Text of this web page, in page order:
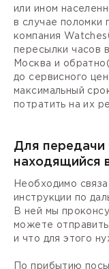
или ином
в случае поломки
компания
пересылки часов
Москва и
до сервисного
максимальный
потратить на их
Для передачи
находящийся
Необходимо
инструкции по
В ней мы
можете
и что для этого
По прибытию